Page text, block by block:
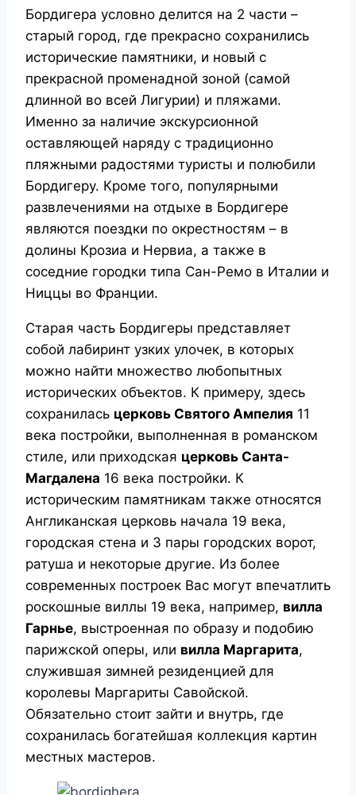
Бордигера условно делится на 2 части –
старый город, где прекрасно сохранились
исторические памятники, и новый с
прекрасной променадной зоной (самой
длинной во всей Лигурии) и пляжами.
Именно за наличие экскурсионной
оставляющей наряду с традиционно
пляжными радостями туристы и полюбили
Бордигеру. Кроме того, популярными
развлечениями на отдыхе в Бордигере
являются поездки по окрестностям – в
долины Крозиа и Нервиа, а также в
соседние городки типа Сан-Ремо в Италии и
Ниццы во Франции.
Старая часть Бордигеры представляет
собой лабиринт узких улочек, в которых
можно найти множество любопытных
исторических объектов. К примеру, здесь
сохранилась церковь Святого Ампелия 11
века постройки, выполненная в романском
стиле, или приходская церковь Санта-
Магдалена 16 века постройки. К
историческим памятникам также относятся
Англиканская церковь начала 19 века,
городская стена и 3 пары городских ворот,
ратуша и некоторые другие. Из более
современных построек Вас могут впечатлить
роскошные виллы 19 века, например, вилла
Гарнье, выстроенная по образу и подобию
парижской оперы, или вилла Маргарита,
служившая зимней резиденцией для
королевы Маргариты Савойской.
Обязательно стоит зайти и внутрь, где
сохранилась богатейшая коллекция картин
местных мастеров.